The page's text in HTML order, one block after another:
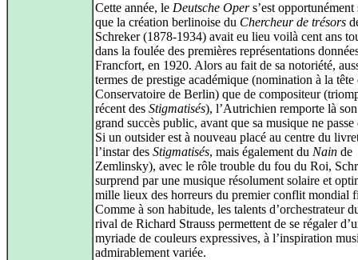
Cette année, le Deutsche Opers’est opportunément
que la création berlinoise du Chercheur de trésors
Schreker (1878‑1934) avait eu lieu voilà cent ans
dans la foulée des premières représentations
Francfort, en 1920. Alors au fait de sa notoriété,
termes de prestige académique (nomination à la tête
Conservatoire de Berlin) que de compositeur
récent des Stigmatisés), l’Autrichien remporte là
grand succès public, avant que sa musique ne passe
Si un outsider est à nouveau placé au centre du
l’instar des Stigmatisés, mais également du Nain de
Zemlinsky), avec le rôle trouble du fou du Roi,
surprend par une musique résolument solaire et
mille lieux des horreurs du premier conflit mondial
Comme à son habitude, les talents d’orchestrateur
rival de Richard Strauss permettent de se régaler
myriade de couleurs expressives, à l’inspiration
admirablement variée.